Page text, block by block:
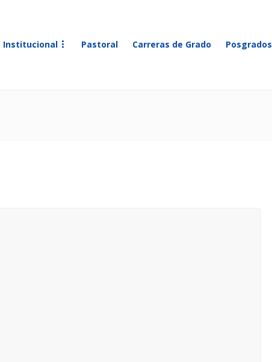
Institucional Pastoral Carreras de Grado Posgrados